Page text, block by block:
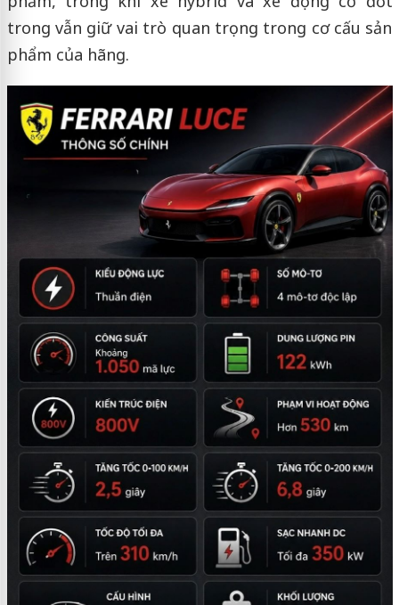
trong vẫn giữ vai trò quan trọng trong cơ cấu sản
phẩm của hãng.